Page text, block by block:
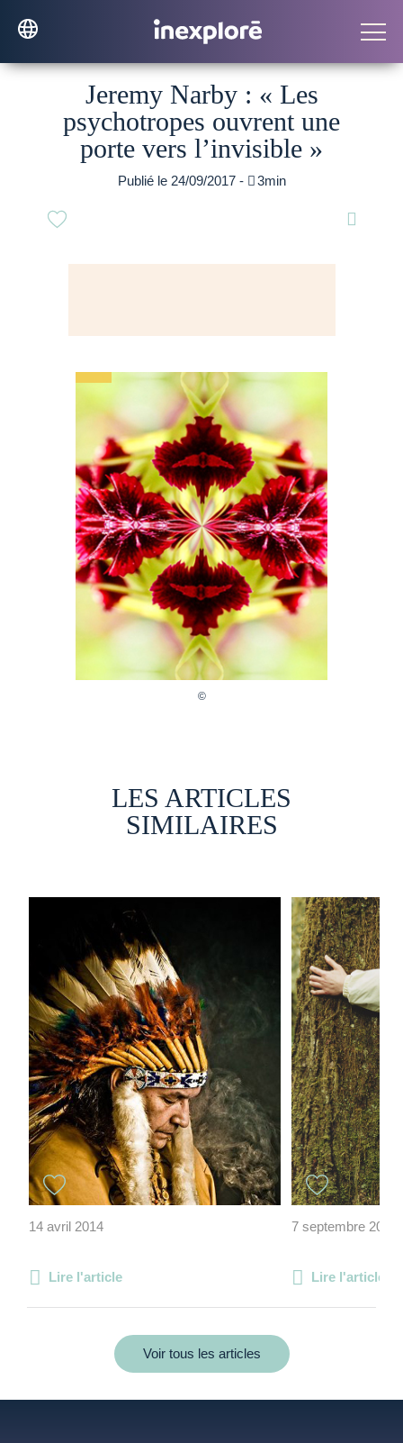
Jeremy Narby : « Les
psychotropes ouvrent une
porte vers l’invisible »
Publié le 24/09/2017 - 3min

LES ARTICLES
SIMILAIRES
14 avril 2014
Lire l'article
7 septembre 2023
Lire l'article
Voir tous les articles